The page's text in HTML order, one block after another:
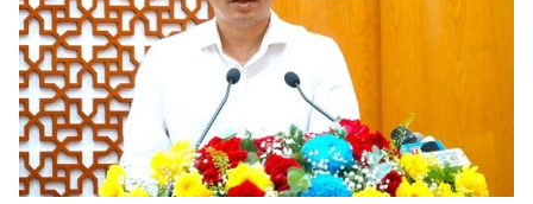
Media Thể thao
Media Giáo dục
Media Y tế
Media Khoa học - Công nghệ